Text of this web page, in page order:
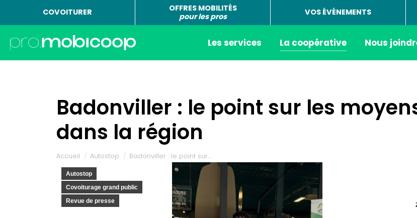
COVOITURER
OFFRES MOBILITÉS
pour les pros
VOS ÉVÉNEMENTS
Les services La coopérative Nous
Badonviller : le point sur les
dans la région
Vous êtes ici :
Accueil Autostop Badonviller : le point sur…
Autostop
Covoiturage grand public
Revue de presse